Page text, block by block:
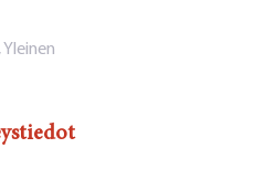
,Yleinen